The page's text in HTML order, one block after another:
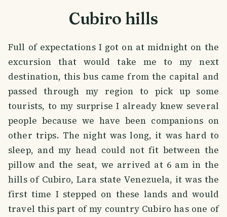
Cubiro hills
Full of expectations I got on at midnight on the
excursion that would take me to my next
destination, this bus came from the capital and
passed through my region to pick up some
tourists, to my surprise I already knew several
people because we have been companions on
other trips. The night was long, it was hard to
sleep, and my head could not fit between the
pillow and the seat, we arrived at 6 am in the
hills of Cubiro, Lara state Venezuela, it was the
first time I stepped on these lands and would
travel this part of my country Cubiro has one of